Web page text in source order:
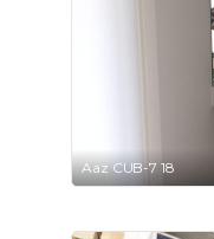
Aaz CUB-7 18